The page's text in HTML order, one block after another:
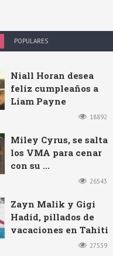
POPULARES
Niall Horan desea
feliz cumpleaños a
Liam Payne
18892
Miley Cyrus, se salta
los VMA para cenar
con su ...
26543
Zayn Malik y Gigi
Hadid, pillados de
vacaciones en Tahiti
27539